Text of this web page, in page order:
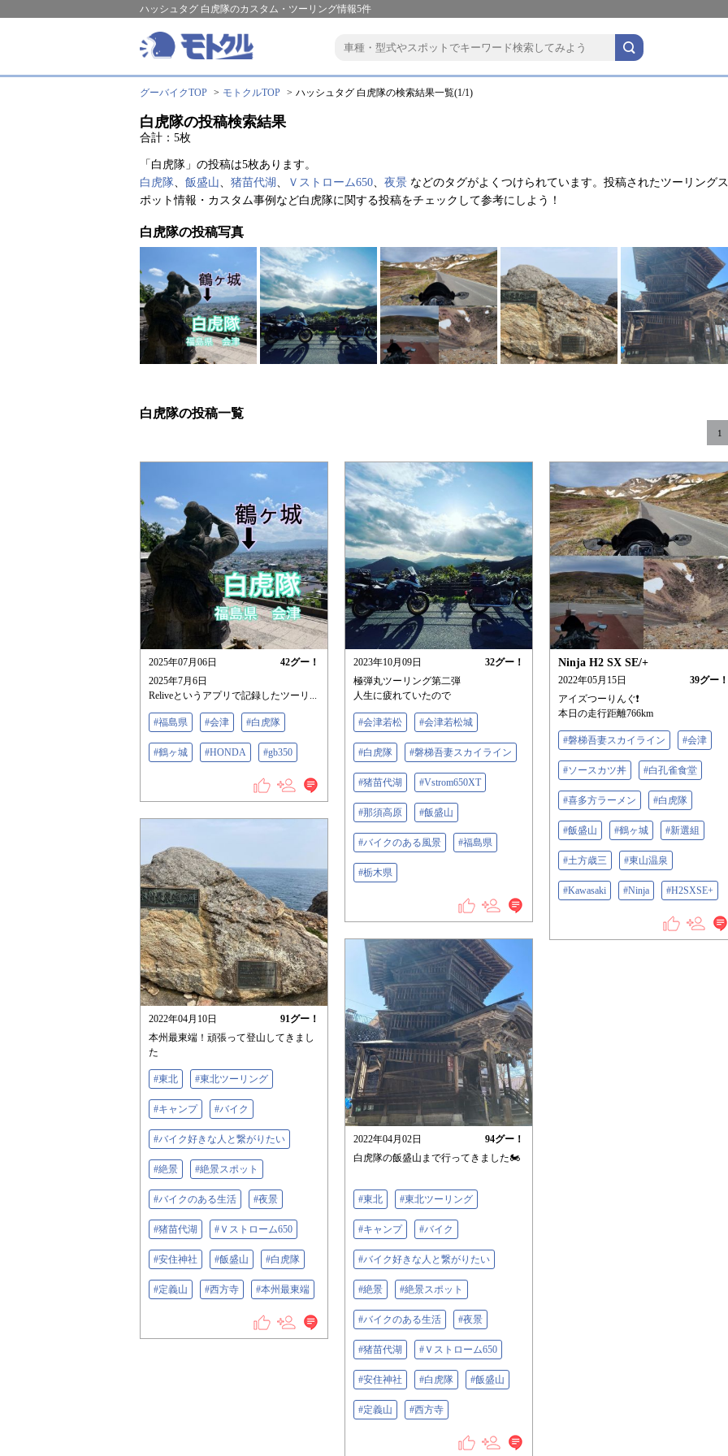
ハッシュタグ 白虎隊のカスタム・ツーリング情報5件
グーバイクTOP モトクルTOP ハッシュタグ 白虎隊の検索結果一覧(1/1)
白虎隊の投稿検索結果
合計：5枚
「白虎隊」の投稿は5枚あります。
白虎隊、 飯盛山、 猪苗代湖 、 Ｖストローム650、 夜景 などのタグがよくつけられています。投稿されたツーリングス
ポット情報・カスタム事例など白虎隊に関する投稿をチェックして参考にしよう！
白虎隊の投稿写真
白虎隊の投稿一覧
1
2025年07月06日 42グー！
2025年7月6日
Reliveというアプリで記録したツーリ...
#福島県 #会津 #白虎隊
#鶴ヶ城 #HONDA #gb350
2023年10月09日 32グー！
極弾丸ツーリング第二弾
人生に疲れていたので
#会津若松 #会津若松城
#白虎隊 #磐梯吾妻スカイライン
#猪苗代湖 #Vstrom650XT
#那須高原 #飯盛山
#バイクのある風景 #福島県
#栃木県
Ninja H2 SX SE/+
2022年05月15日 39グー！
アイズつーりんぐ❗
本日の走行距離766km
#磐梯吾妻スカイライン #会津
#ソースカツ丼 #白孔雀食堂
#喜多方ラーメン #白虎隊
#飯盛山 #鶴ヶ城 #新選組
#土方歳三 #東山温泉
#Kawasaki #Ninja #H2SXSE+
2022年04月10日 91グー！
本州最東端！頑張って登山してきまし
た
#東北 #東北ツーリング
#キャンプ #バイク
#バイク好きな人と繋がりたい
#絶景 #絶景スポット
#バイクのある生活 #夜景
#猪苗代湖 #Ｖストローム650
#安住神社 #飯盛山 #白虎隊
#定義山 #西方寺 #本州最東端
2022年04月02日 94グー！
白虎隊の飯盛山まで行ってきました🏍
#東北 #東北ツーリング
#キャンプ #バイク
#バイク好きな人と繋がりたい
#絶景 #絶景スポット
#バイクのある生活 #夜景
#猪苗代湖 #Ｖストローム650
#安住神社 #白虎隊 #飯盛山
#定義山 #西方寺